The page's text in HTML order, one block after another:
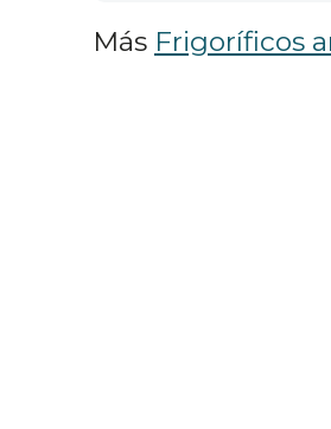
Más Frigoríficos